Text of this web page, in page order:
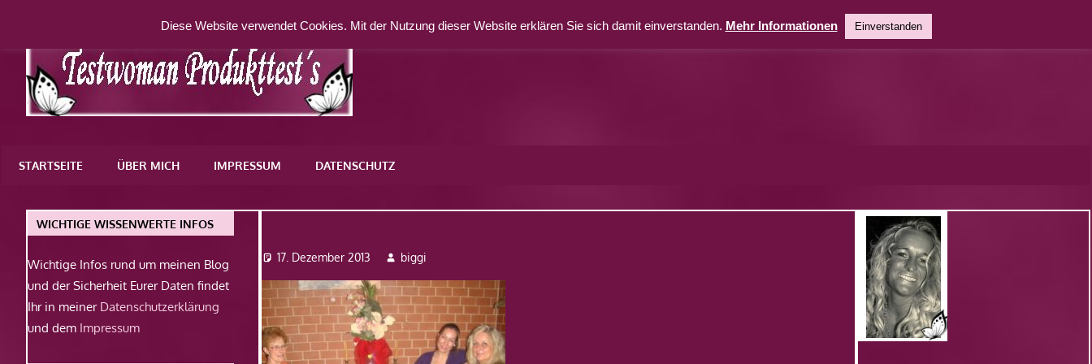
springen
WordPress-
STARTSEITE ÜBER MICH IMPRESSUM DATENSCHUTZ
17. Dezember 2013 biggi
WICHTIGE WISSENWERTE INFOS
Wichtige Infos rund um meinen Blog
und der Sicherheit Eurer Daten findet
Ihr in meiner Datenschutzerklärung
und dem Impressum
Diese Website verwendet Cookies. Mit der Nutzung dieser Website erklären Sie sich damit einverstanden. Mehr Informationen Einverstanden